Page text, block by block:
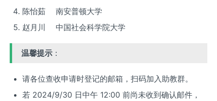
陈怡茹 南安普顿大学
赵月川 中国社会科学院大学
温馨提示 ：
请各位查收申请时登记的邮箱，扫码加入助教群。
若 2024/9/30 日中午 12:00 前尚未收到确认邮件，